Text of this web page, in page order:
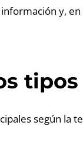
y,
según la